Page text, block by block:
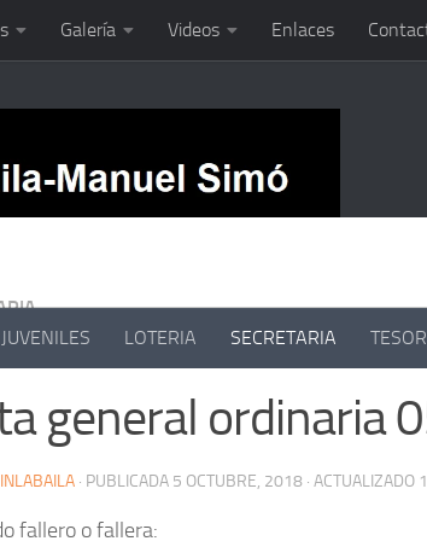
Galería Videos Enlaces
JUVENILES LOTERIA SECRETARIA
general ordinaria
· PUBLICADA 5 OCTUBRE, 2018 · ACTUALIZADO
fallero o fallera: